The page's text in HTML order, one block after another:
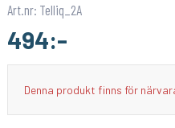
Art.nr: Telliq_2A
494:-
Denna produkt finns för